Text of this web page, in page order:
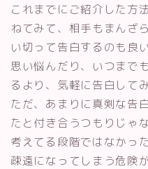
これまでにご紹介した方
ねてみて、相手もまんざ
い切って告白するのも良
思い悩んだり、いつまで
るより、気軽に告白して
ただ、あまりに真剣な告
たと付き合うつもりじゃ
考えてる段階ではなかっ
疎遠になってしまう危険